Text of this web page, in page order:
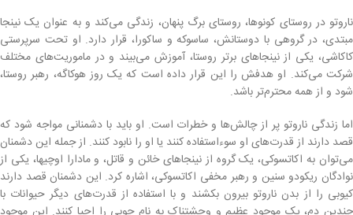
ناروتو در روستای کونوها، روستای برگ پنهان، زندگی می‌کند و به عنوان یک نینجا
مبتدی، در گروهی با دوستانش، ساسوکه و ساکورا، قرار دارد. او تحت سرپرستی
کاکاشی، یکی از نینجاهای برتر روستا، آموزش می‌بیند و در ماموریت‌های مختلف
شرکت می‌کند. او هدفش را این قرار داده است که یک روز هوکاگه، رهبر روستا،
شود و از همه محترم‌تر باشد.
اما زندگی ناروتو پر از چالش‌ها و خطرات است. او باید با دشمنانی مواجه شود که
قصد دارند از قدرت‌های او سوءاستفاده کنند یا او را نابود کنند. از جمله این دشمنان
می‌توان به اکاتسوکی، یک گروه از نینجاهای خائن و قاتل، و مادارا اوچیها، یکی از
نوادگان ریکودو سنین و رهبر مخفی اکاتسوکی، اشاره کرد. این دشمنان قصد دارند
کیوبی را از بدن ناروتو بیرون بکشند و با استفاده از قدرت‌های دیگر حیوانات با